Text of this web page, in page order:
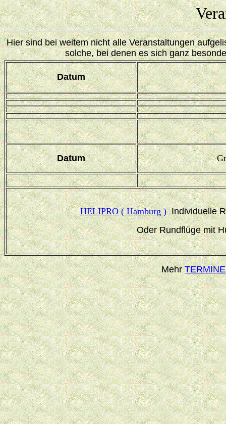
Hier sind bei weitem nicht alle Veranstaltungen
solche, bei denen es sich ganz
Datum
Datum
HELIPRO ( Hamburg )Individuelle
Oder Rundflüge mit
MehrTERMINE